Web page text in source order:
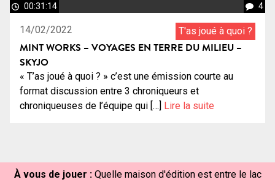
00:31:14 4
14/02/2022 T'as joué à quoi ?
MINT WORKS – VOYAGES EN TERRE DU MILIEU –
SKYJO
« T’as joué à quoi ? » c’est une émission courte au
format discussion entre 3 chroniqueurs et
chroniqueuses de l’équipe qui […] Lire la suite
À vous de jouer : Quelle maison d'édition est entre le lac